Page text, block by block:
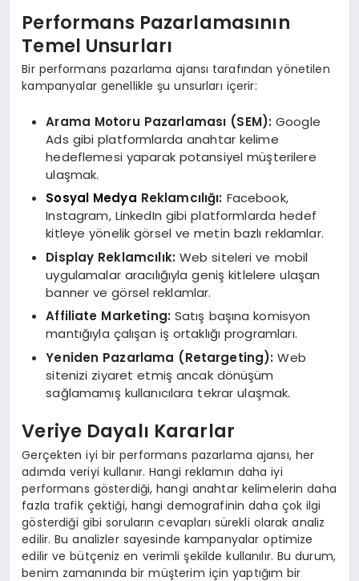
Performans Pazarlamasının
Temel Unsurları
Bir performans pazarlama ajansı tarafından yönetilen
kampanyalar genellikle şu unsurları içerir:
Arama Motoru Pazarlaması (SEM): Google
Ads gibi platformlarda anahtar kelime
hedeflemesi yaparak potansiyel müşterilere
ulaşmak.
Sosyal Medya Reklamcılığı: Facebook,
Instagram, LinkedIn gibi platformlarda hedef
kitleye yönelik görsel ve metin bazlı reklamlar.
Display Reklamcılık: Web siteleri ve mobil
uygulamalar aracılığıyla geniş kitlelere ulaşan
banner ve görsel reklamlar.
Affiliate Marketing: Satış başına komisyon
mantığıyla çalışan iş ortaklığı programları.
Yeniden Pazarlama (Retargeting): Web
sitenizi ziyaret etmiş ancak dönüşüm
sağlamamış kullanıcılara tekrar ulaşmak.
Veriye Dayalı Kararlar
Gerçekten iyi bir performans pazarlama ajansı, her
adımda veriyi kullanır. Hangi reklamın daha iyi
performans gösterdiği, hangi anahtar kelimelerin daha
fazla trafik çektiği, hangi demografinin daha çok ilgi
gösterdiği gibi soruların cevapları sürekli olarak analiz
edilir. Bu analizler sayesinde kampanyalar optimize
edilir ve bütçeniz en verimli şekilde kullanılır. Bu durum,
benim zamanında bir müşterim için yaptığım bir